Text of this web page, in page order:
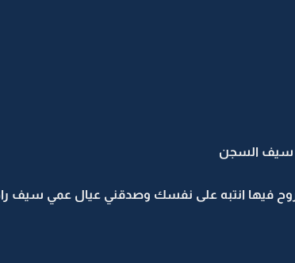
سيف السجن
فيها انتبه على نفسك وصدقني عيال عمي سيف